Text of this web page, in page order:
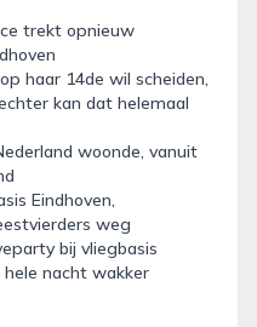
trekt opnieuw
haar 14de wil scheiden,
kan dat helemaal
woonde, vanuit
Eindhoven,
weg
bij vliegbasis
hele nacht wakker